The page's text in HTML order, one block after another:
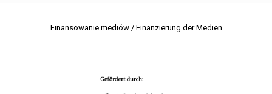
Finansowanie mediów / Finanzierung der Medien